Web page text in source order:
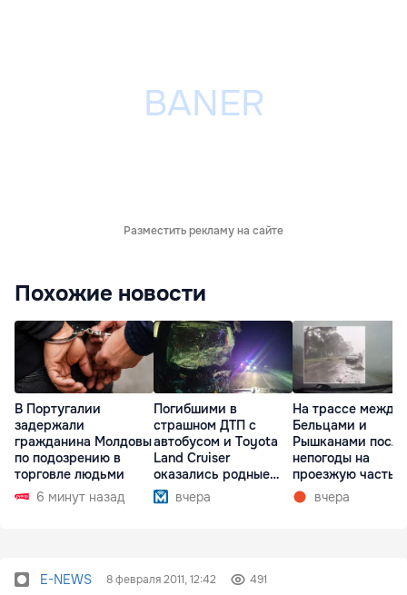
Разместить рекламу на сайте
Похожие новости
В Португалии
задержали
гражданина Молдовы
по подозрению в
торговле людьми
6 минут назад
Погибшими в
страшном ДТП с
автобусом и Toyota
Land Cruiser
оказались родные
братьявчера
На трассе между
Бельцами и
Рышканами после
непогоды на
проезжую часть
упали деревья
вчера
E-NEWS 8 февраля 2011, 12:42 491